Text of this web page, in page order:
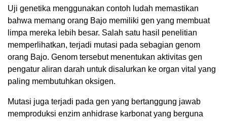
Uji genetika menggunakan contoh ludah memastikan
bahwa memang orang Bajo memiliki gen yang membuat
limpa mereka lebih besar. Salah satu hasil penelitian
memperlihatkan, terjadi mutasi pada sebagian genom
orang Bajo. Genom tersebut menentukan aktivitas gen
pengatur aliran darah untuk disalurkan ke organ vital yang
paling membutuhkan oksigen.
Mutasi juga terjadi pada gen yang bertanggung jawab
memproduksi enzim anhidrase karbonat yang berguna